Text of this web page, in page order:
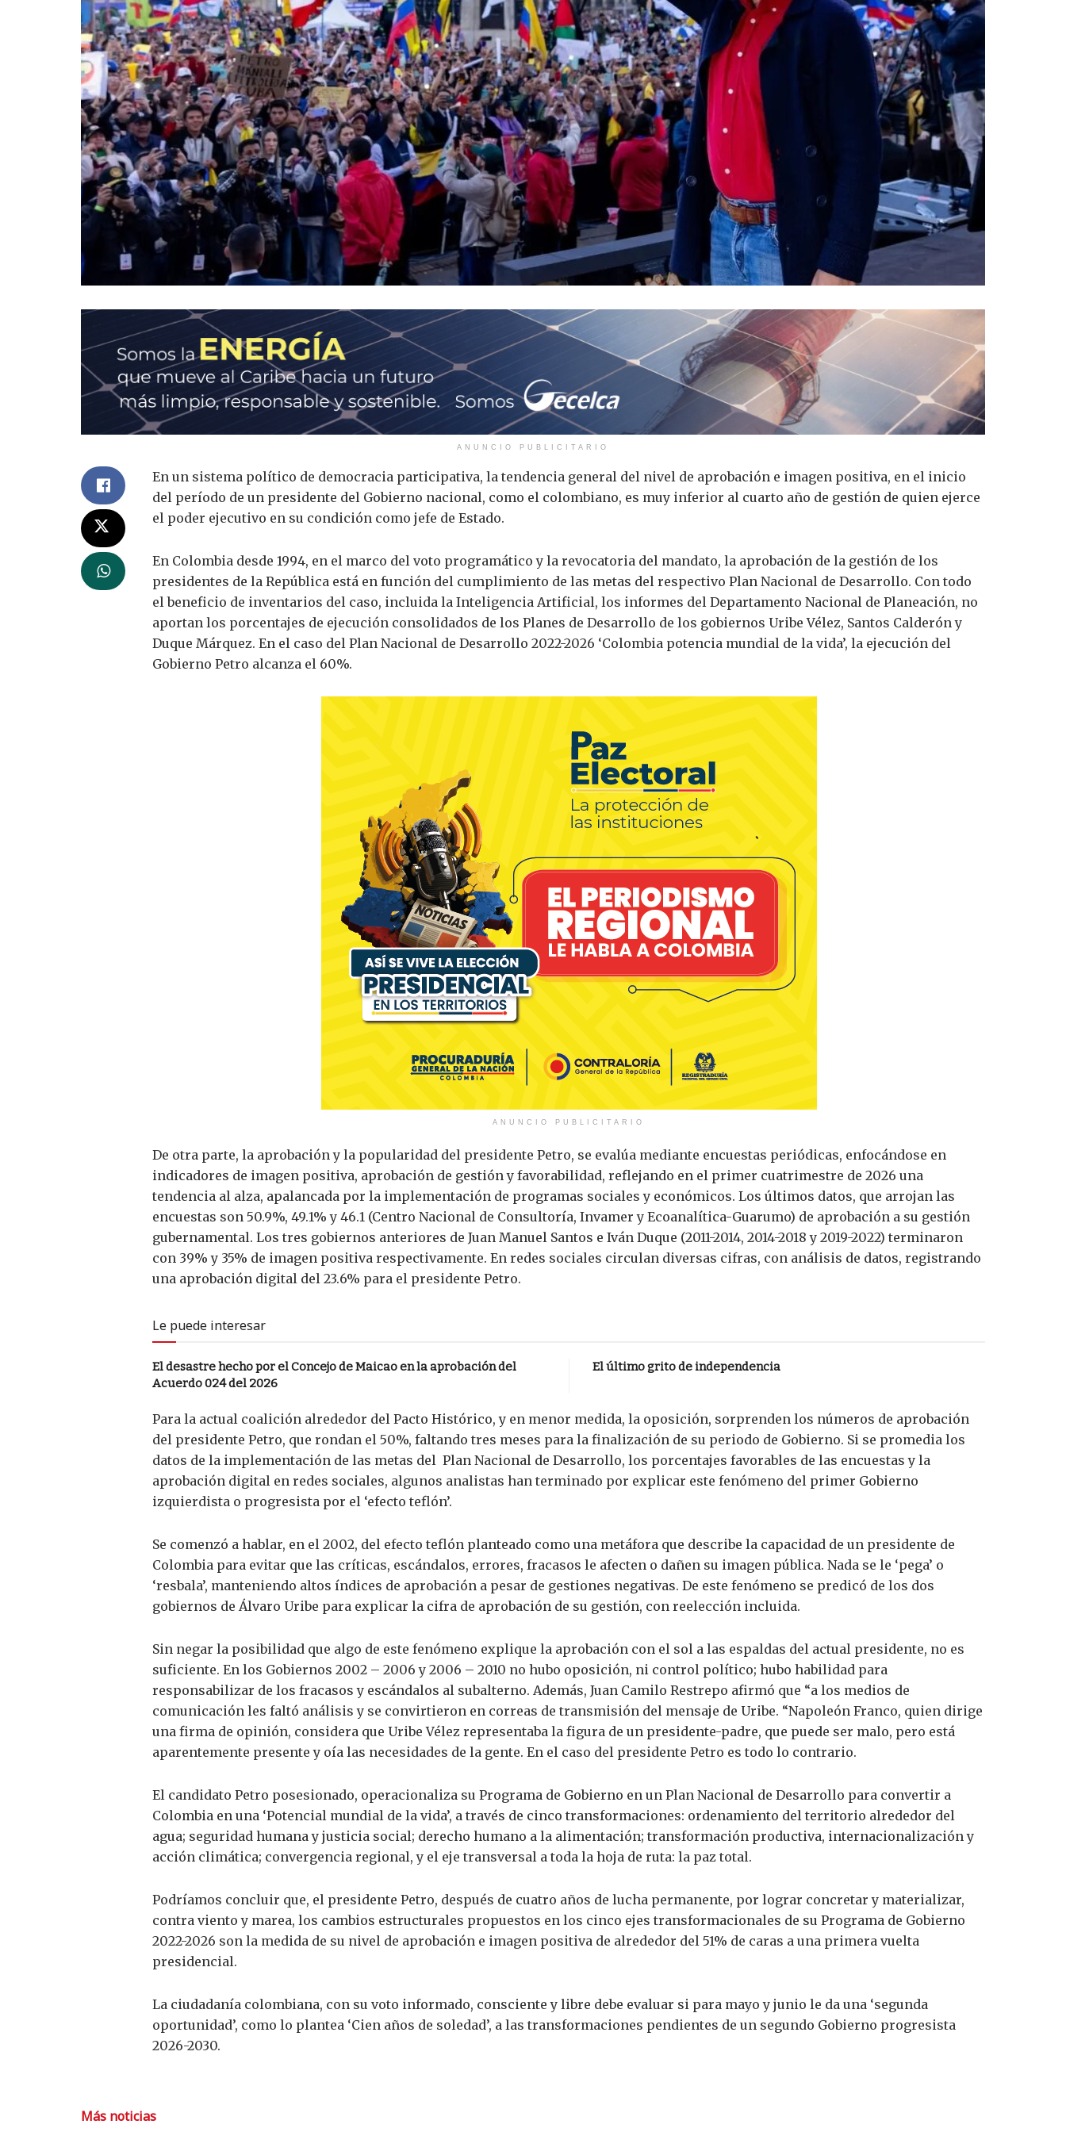
ANUNCIO PUBLICITARIO
En un sistema político de democracia participativa, la tendencia general del nivel de aprobación e imagen positiva, en el inicio
del período de un presidente del Gobierno nacional, como el colombiano, es muy inferior al cuarto año de gestión de quien ejerce
el poder ejecutivo en su condición como jefe de Estado.
En Colombia desde 1994, en el marco del voto programático y la revocatoria del mandato, la aprobación de la gestión de los
presidentes de la República está en función del cumplimiento de las metas del respectivo Plan Nacional de Desarrollo. Con todo
el beneficio de inventarios del caso, incluida la Inteligencia Artificial, los informes del Departamento Nacional de Planeación, no
aportan los porcentajes de ejecución consolidados de los Planes de Desarrollo de los gobiernos Uribe Vélez, Santos Calderón y
Duque Márquez. En el caso del Plan Nacional de Desarrollo 2022-2026 ‘Colombia potencia mundial de la vida’, la ejecución del
Gobierno Petro alcanza el 60%.
ANUNCIO PUBLICITARIO
De otra parte, la aprobación y la popularidad del presidente Petro, se evalúa mediante encuestas periódicas, enfocándose en
indicadores de imagen positiva, aprobación de gestión y favorabilidad, reflejando en el primer cuatrimestre de 2026 una
tendencia al alza, apalancada por la implementación de programas sociales y económicos. Los últimos datos, que arrojan las
encuestas son 50.9%, 49.1% y 46.1 (Centro Nacional de Consultoría, Invamer y Ecoanalítica-Guarumo) de aprobación a su gestión
gubernamental. Los tres gobiernos anteriores de Juan Manuel Santos e Iván Duque (2011-2014, 2014-2018 y 2019-2022) terminaron
con 39% y 35% de imagen positiva respectivamente. En redes sociales circulan diversas cifras, con análisis de datos, registrando
una aprobación digital del 23.6% para el presidente Petro.
Le puede interesar
El desastre hecho por el Concejo de Maicao en la aprobación del
Acuerdo 024 del 2026
El último grito de independencia
Para la actual coalición alrededor del Pacto Histórico, y en menor medida, la oposición, sorprenden los números de aprobación
del presidente Petro, que rondan el 50%, faltando tres meses para la finalización de su periodo de Gobierno. Si se promedia los
datos de la implementación de las metas del Plan Nacional de Desarrollo, los porcentajes favorables de las encuestas y la
aprobación digital en redes sociales, algunos analistas han terminado por explicar este fenómeno del primer Gobierno
izquierdista o progresista por el ‘efecto teflón’.
Se comenzó a hablar, en el 2002, del efecto teflón planteado como una metáfora que describe la capacidad de un presidente de
Colombia para evitar que las críticas, escándalos, errores, fracasos le afecten o dañen su imagen pública. Nada se le ‘pega’ o
‘resbala’, manteniendo altos índices de aprobación a pesar de gestiones negativas. De este fenómeno se predicó de los dos
gobiernos de Álvaro Uribe para explicar la cifra de aprobación de su gestión, con reelección incluida.
Sin negar la posibilidad que algo de este fenómeno explique la aprobación con el sol a las espaldas del actual presidente, no es
suficiente. En los Gobiernos 2002 – 2006 y 2006 – 2010 no hubo oposición, ni control político; hubo habilidad para
responsabilizar de los fracasos y escándalos al subalterno. Además, Juan Camilo Restrepo afirmó que “a los medios de
comunicación les faltó análisis y se convirtieron en correas de transmisión del mensaje de Uribe. “Napoleón Franco, quien dirige
una firma de opinión, considera que Uribe Vélez representaba la figura de un presidente-padre, que puede ser malo, pero está
aparentemente presente y oía las necesidades de la gente. En el caso del presidente Petro es todo lo contrario.
El candidato Petro posesionado, operacionaliza su Programa de Gobierno en un Plan Nacional de Desarrollo para convertir a
Colombia en una ‘Potencial mundial de la vida’, a través de cinco transformaciones: ordenamiento del territorio alrededor del
agua; seguridad humana y justicia social; derecho humano a la alimentación; transformación productiva, internacionalización y
acción climática; convergencia regional, y el eje transversal a toda la hoja de ruta: la paz total.
Podríamos concluir que, el presidente Petro, después de cuatro años de lucha permanente, por lograr concretar y materializar,
contra viento y marea, los cambios estructurales propuestos en los cinco ejes transformacionales de su Programa de Gobierno
2022-2026 son la medida de su nivel de aprobación e imagen positiva de alrededor del 51% de caras a una primera vuelta
presidencial.
La ciudadanía colombiana, con su voto informado, consciente y libre debe evaluar si para mayo y junio le da una ‘segunda
oportunidad’, como lo plantea ‘Cien años de soledad’, a las transformaciones pendientes de un segundo Gobierno progresista
2026-2030.
Más noticias